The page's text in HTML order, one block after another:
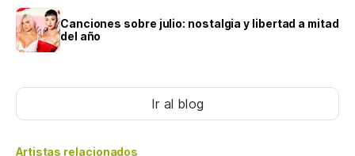
Canciones sobre julio: nostalgia y libertad a mitad
del año
Ir al blog
Artistas relacionados